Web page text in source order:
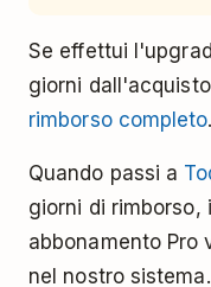
Se effettui
giorni
rimborso completo.
Quando passi a
giorni di rimborso,
abbonamento
nel nostro